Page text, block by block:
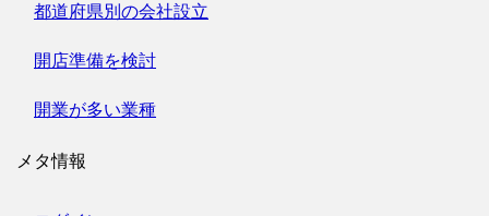
都道府県別の会社設立
開店準備を検討
開業が多い業種
メタ情報